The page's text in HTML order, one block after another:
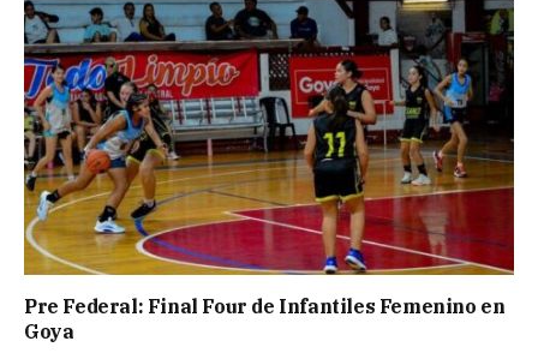
Pre Federal: Final Four de Infantiles Femenino en
Goya